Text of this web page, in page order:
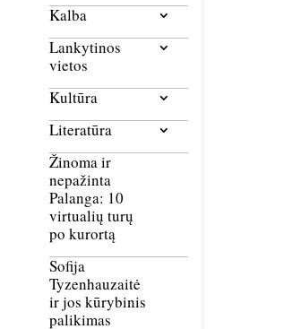
Kalba
Lankytinos
vietos
Kultūra
Literatūra
Žinoma ir
nepažinta
Palanga: 10
virtualių turų
po kurortą
Sofija
Tyzenhauzaitė
ir jos kūrybinis
palikimas